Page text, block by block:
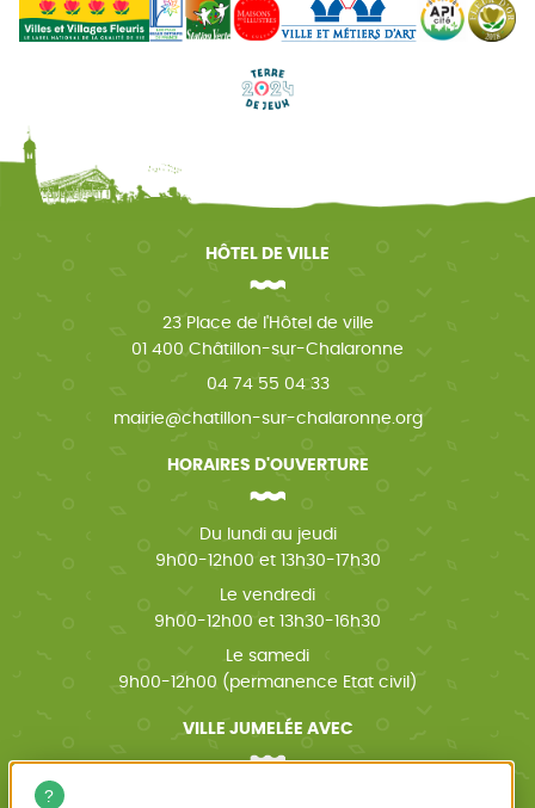
HÔTEL DE VILLE
23 Place de l'Hôtel de ville
01 400 Châtillon-sur-Chalaronne
04 74 55 04 33
mairie@chatillon-sur-chalaronne.org
HORAIRES D'OUVERTURE
Du lundi au jeudi
9h00-12h00 et 13h30-17h30
Le vendredi
9h00-12h00 et 13h30-16h30
Le samedi
9h00-12h00 (permanence Etat civil)
VILLE JUMELÉE AVEC